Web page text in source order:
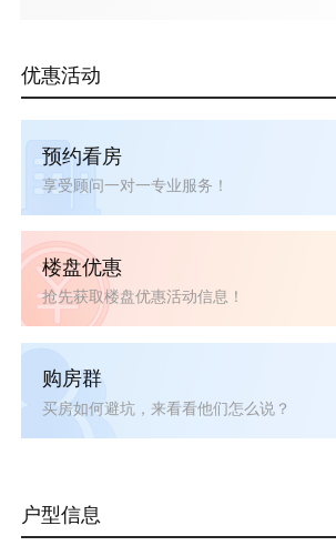
优惠活动
预约看房
享受顾问一对一专业服务！
楼盘优惠
抢先获取楼盘优惠活动信息！
购房群
买房如何避坑，来看看他们怎么说？
户型信息